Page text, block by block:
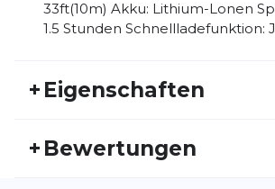
33ft(10m) Akku: Lithium-Lonen
1.5 Stunden Schnellladefunktion:
+ Eigenschaften
Aktivitätstyp:
Laufen
+ Bewertungen